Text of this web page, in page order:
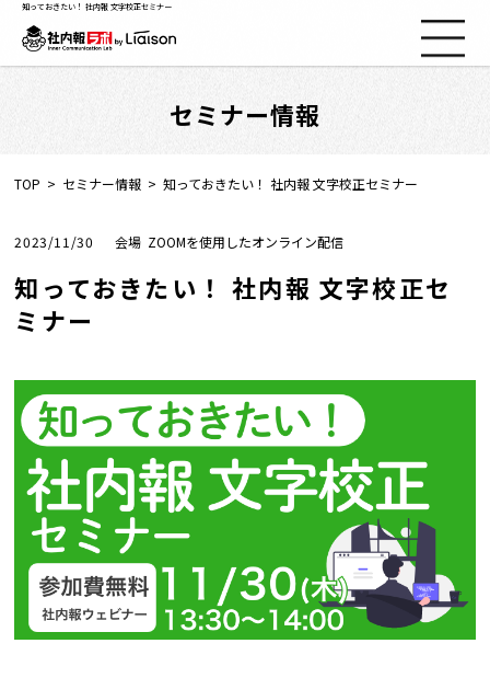
社内報ノウハウ
セミナー情報
Web社内報
資料コーナー
動画コーナー
支援実績
トレンド用語集
社長ブログ
知っておきたい！ 社内報 文字校正セミナー
セミナー情報
TOP セミナー情報 知っておきたい！ 社内報 文字校正セミナー
2023/11/30 ZOOMを使用したオンライン配信
知っておきたい！ 社内報 文字校正セ
ミナー